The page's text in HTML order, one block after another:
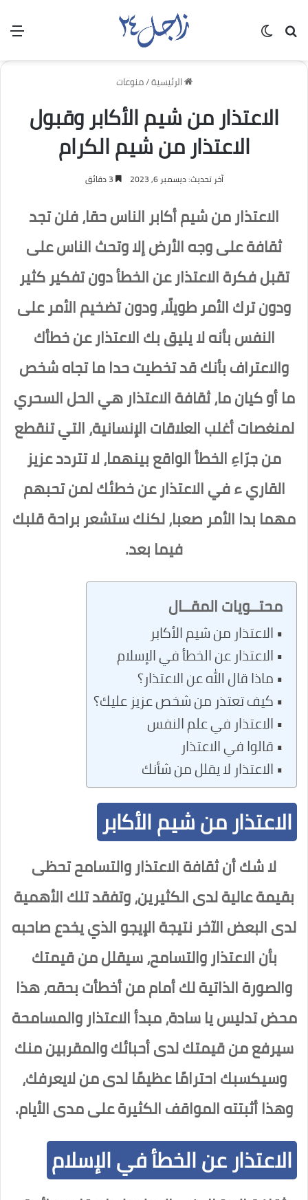
بحث عن
الرئيسية/منوعات
الاعتذار من شيم الأكابر وقبول
الاعتذار من شيم الكرام
آخر تحديث: ديسمبر 6, 2023
الاعتذار من شيم أكابر الناس حقا، فلن تجد
ثقافة على وجه الأرض إلا وتحث الناس على
تقبل فكرة الاعتذار عن الخطأ دون تفكير كثير
ودون ترك الأمر طويلًا، ودون تضخيم الأمر على
النفس بأنه لا يليق بك الاعتذار عن خطأك
والاعتراف بأنك قد تخطيت حدا ما تجاه شخص
ما أو كيان ما، ثقافة الاعتذار هي الحل السحري
لمنغصات أغلب العلاقات الإنسانية، التي تنقطع
من جرّاءِ الخطأ الواقع بينهما، لا تتردد عزيز
القاري ء في الاعتذار عن خطئك لمن تحبهم
مهما بدا الأمر صعبا، لكنك ستشعر براحة قلبك
فيما بعد.
محتــويات المقــال
الاعتذار من شيم الأكابر
الاعتذار عن الخطأ في الإسلام
ماذا قال الله عن الاعتذار؟
كيف تعتذر من شخص عزيز عليك؟
الاعتذار في علم النفس
قالوا في الاعتذار
الاعتذار لا يقلل من شأنك
الاعتذار من شيم الأكابر
لا شك أن ثقافة الاعتذار والتسامح تحظى
بقيمة عالية لدى الكثيرين، وتفقد تلك الأهمية
لدى البعض الآخر نتيجة الإيجو الذي يخدع صاحبه
بأن الاعتذار والتسامح، سيقلل من قيمتك
والصورة الذاتية لك أمام من أخطأت بحقه، هذا
محض تدليس يا سادة، مبدأ الاعتذار والمسامحة
سيرفع من قيمتك لدى أحبائك والمقربين منك
وسيكسبك احترامًا عظيمًا لدى من لايعرفك،
وهذا أثبتته المواقف الكثيرة على مدى الأيام.
الاعتذار عن الخطأ في الإسلام